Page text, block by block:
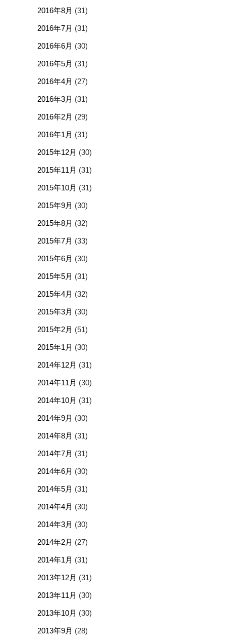
2016年8月 (31)
2016年7月 (31)
2016年6月 (30)
2016年5月 (31)
2016年4月 (27)
2016年3月 (31)
2016年2月 (29)
2016年1月 (31)
2015年12月 (30)
2015年11月 (31)
2015年10月 (31)
2015年9月 (30)
2015年8月 (32)
2015年7月 (33)
2015年6月 (30)
2015年5月 (31)
2015年4月 (32)
2015年3月 (30)
2015年2月 (51)
2015年1月 (30)
2014年12月 (31)
2014年11月 (30)
2014年10月 (31)
2014年9月 (30)
2014年8月 (31)
2014年7月 (31)
2014年6月 (30)
2014年5月 (31)
2014年4月 (30)
2014年3月 (30)
2014年2月 (27)
2014年1月 (31)
2013年12月 (31)
2013年11月 (30)
2013年10月 (30)
2013年9月 (28)